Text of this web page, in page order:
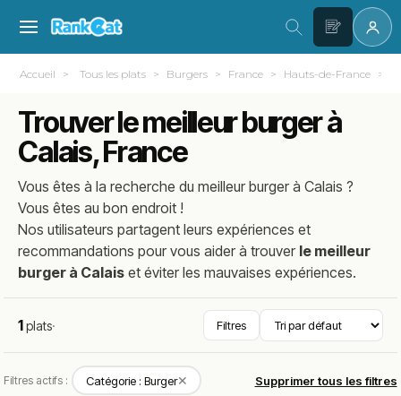
Accueil Tous les plats Burgers France Hauts-de-France
Trouver le meilleur burger à
Calais, France
Vous êtes à la recherche du meilleurburger àCalais ?
Vous êtes au bon endroit !
Nos utilisateurs partagent leurs expériences et
recommandations pour vous aider à trouver le meilleur
burger à Calais et éviter les mauvaises expériences.
1plats· Filtres
Filtres actifs : Catégorie : Burger✕ Supprimer tous les filtres